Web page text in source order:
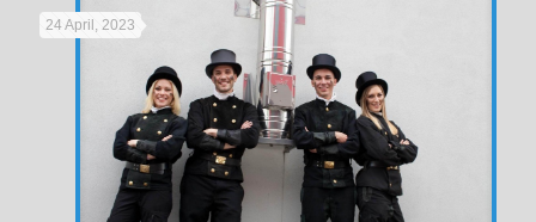
24 April, 2023